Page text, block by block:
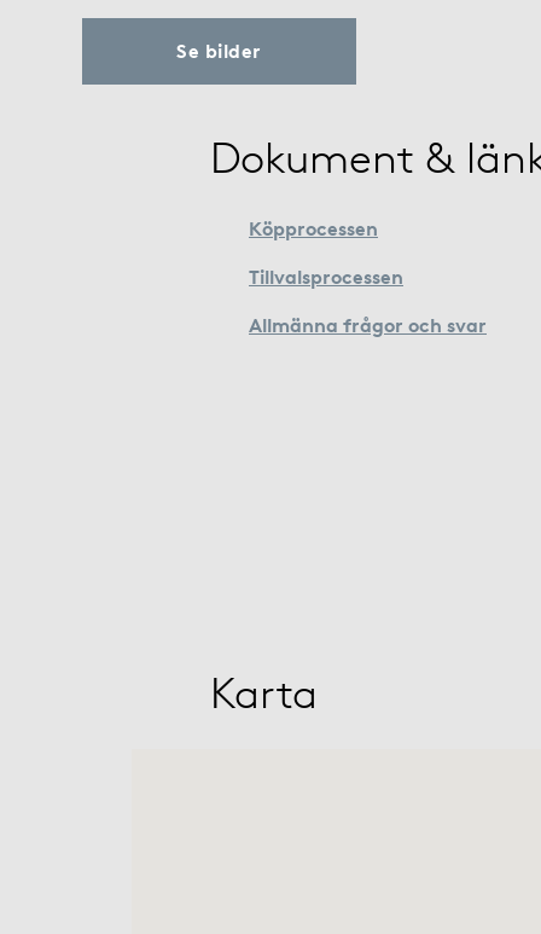
Se bilder
Dokument &
Köpprocessen
Tillvalsprocessen
Allmänna frågor och svar
Karta